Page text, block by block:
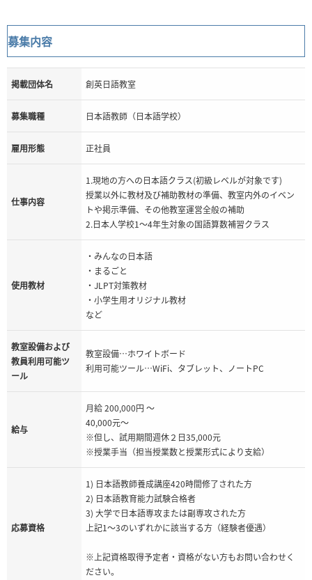
募集内容
掲載団体名 創英日語教室
募集職種 日本語教師（日本語学校）
雇用形態 正社員
仕事内容
1.現地の方への日本語クラス(初級レベルが対象です)
授業以外に教材及び補助教材の準備、教室内外のイベン
トや掲示準備、その他教室運営全般の補助
2.日本人学校1～4年生対象の国語算数補習クラス
使用教材
・みんなの日本語
・まるごと
・JLPT対策教材
・小学生用オリジナル教材
など
教室設備および
教員利用可能ツ
ール
教室設備…ホワイトボード
利用可能ツール…WiFi、タブレット、ノートPC
給与
月給 200,000円 ～
40,000元～
※但し、試用期間週休２日35,000元
※授業手当（担当授業数と授業形式により支給）
応募資格
1) 日本語教師養成講座420時間修了された方
2) 日本語教育能力試験合格者
3) 大学で日本語専攻または副専攻された方
上記1～3のいずれかに該当する方（経験者優遇）
※上記資格取得予定者・資格がない方もお問い合わせく
ださい。